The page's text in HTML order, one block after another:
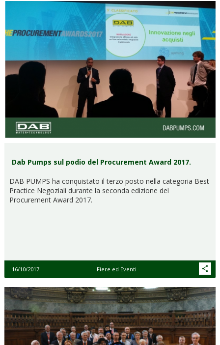
Dab Pumps sul podio del Procurement Award 2017.
DAB PUMPS ha conquistato il terzo posto nella categoria Best
Practice Negoziali durante la seconda edizione del
Procurement Award 2017.
16/10/2017 Fiere ed Eventi